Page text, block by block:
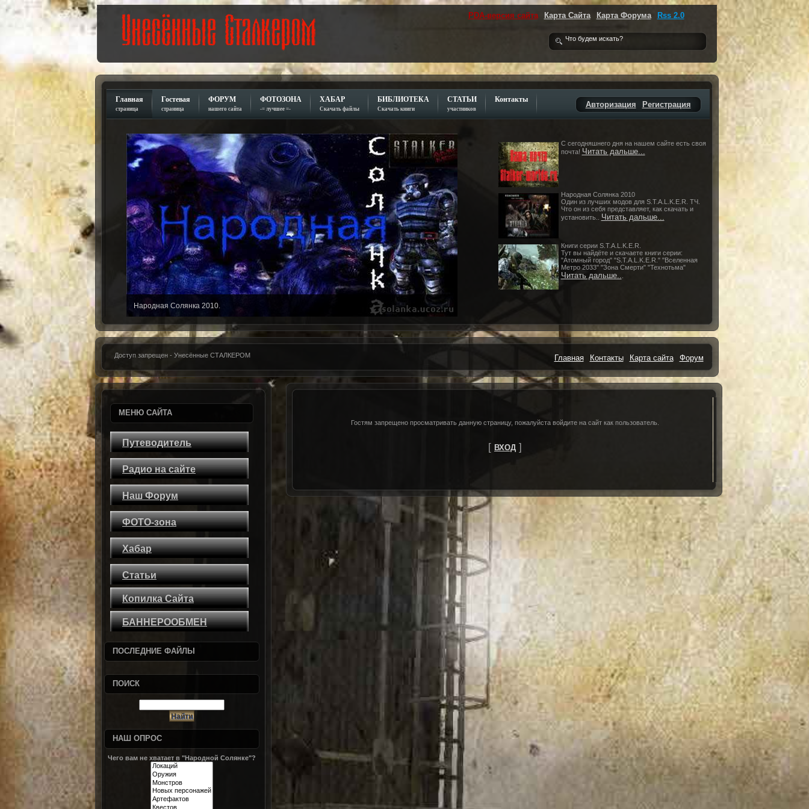
PDA-версия сайта Карта Сайта Карта Форума Rss 2.0
Главная
страница
Гостевая
страница
ФОРУМ
нашего сайта
ФОТОЗОНА
-= лучшее =-
ХАБАР
Скачать файлы
БИБЛИОТЕКА
Скачать книги
СТАТЬИ
участников
Контакты
Регистрация
Авторизация
Народная Солянка 2010.
С сегодняшнего дня на нашем сайте есть своя
почта! Читать дальше...
Народная Солянка 2010
Один из лучших модов для S.T.A.L.K.E.R. ТЧ.
Что он из себя представляет, как скачать и
установить..
Читать дальше...
Книги серии S.T.A.L.K.E.R.
Тут вы найдёте и скачаете книги серии:
"Атомный город" "S.T.A.L.K.E.R." "Вселенная
Метро 2033" "Зона Cмерти" "Технотьма"
Читать дальше..
Доступ запрещен - Унесённые СТАЛКЕРОМ Главная Контакты Карта сайта Форум
Гостям запрещено просматривать данную страницу, пожалуйста войдите на сайт как пользователь.
[ ВХОД]
МЕНЮ САЙТА
Путеводитель
Радио на сайте
Наш Форум
ФОТО-зона
Хабар
Статьи
Копилка Сайта
БАННЕРООБМЕН
ПОСЛЕДНИЕ ФАЙЛЫ
ПОИСК
НАШ ОПРОС
Чего вам не хватает в "Народной Солянке"?